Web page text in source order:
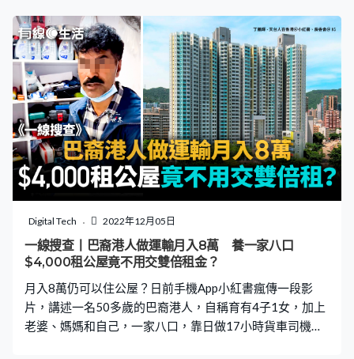
睡廚房 等候公屋六年的司徒先生，上月初終獲編配入住深
水埗幸福邨一個單位，牆身雖經過翻新，但地板卻凹凸不
平，每有風吹過，水泥便混合塵埃滿天飛，他說：「差過
馬路，好似星球咁囉……同地盤表面差唔多。」司徒先生睡
醒後衣服和手腳都是灰塵，最後要到廚房睡覺，並關上門
才能避過灰塵。 司徒先生表示，於簽訂租約前，房署曾承
諾會派人將單位內不合格的部份處理好，但簽下租約後，
房署卻說不會處理，因單位質素已獲相關工程人員通過合
格。後來在社區組織協會義工東哥協助下，透過傳媒向房
署反映，房署才馬上派人舖平地板。 社工批房署卸責 社區
組織協會義工東哥表示，房署有責任將舊單位翻新好，才
交給下一任租戶，然而司徒先生入住發現地板問題後，房
署將責任推給裝修師傅，師傅又將責任推給房署總工程
單位翻新返嚟，房署
Digital Tech 2022年12月05日
一線搜查丨巴裔港人做運輸月入8萬 養一家八口
$4,000租公屋竟不用交雙倍租金？
月入8萬仍可以住公屋？日前手機App小紅書瘋傳一段影
片，講述一名50多歲的巴裔港人，自稱育有4子1女，加上
老婆、媽媽和自己，一家八口，靠日做17小時貨車司機、